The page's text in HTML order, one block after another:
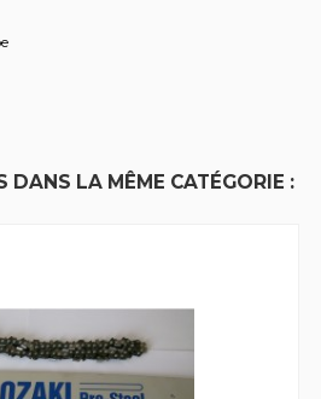
DANS LA MÊME CATÉGORIE :